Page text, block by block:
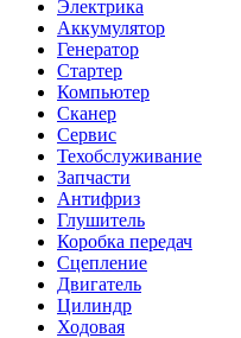
Электрика
Аккумулятор
Генератор
Стартер
Компьютер
Сканер
Сервис
Техобслуживание
Запчасти
Антифриз
Глушитель
Коробка передач
Сцепление
Двигатель
Цилиндр
Ходовая